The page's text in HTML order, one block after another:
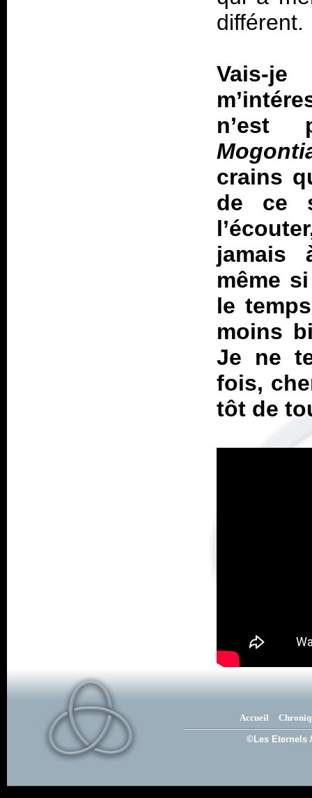
différent.
Vais-
n’est
crains
de ce
jamais
même
le
moins
Je ne
fois,
tôt de
Accueil
©Les Eternels